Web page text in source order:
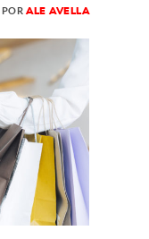
POR ALE AVELLA